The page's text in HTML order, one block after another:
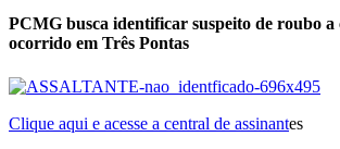
PCMG busca identificar suspeito de roubo a
ocorrido em Três Pontas
Clique aqui e acesse a central de assinantes